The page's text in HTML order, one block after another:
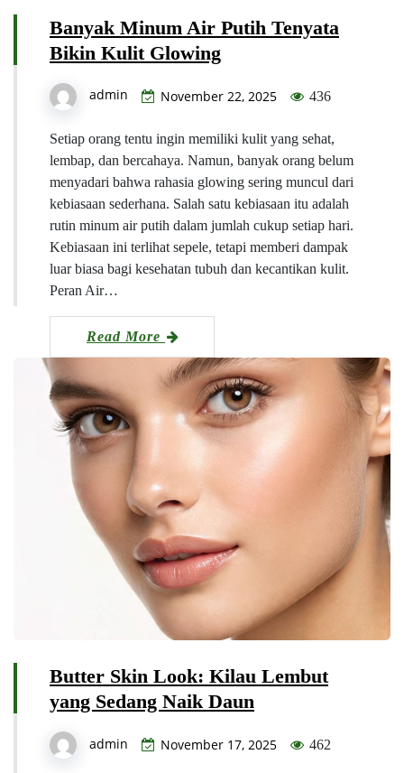
Banyak Minum Air Putih Tenyata
Bikin Kulit Glowing
admin November 22, 2025 436
Setiap orang tentu ingin memiliki kulit yang sehat,
lembap, dan bercahaya. Namun, banyak orang belum
menyadari bahwa rahasia glowing sering muncul dari
kebiasaan sederhana. Salah satu kebiasaan itu adalah
rutin minum air putih dalam jumlah cukup setiap hari.
Kebiasaan ini terlihat sepele, tetapi memberi dampak
luar biasa bagi kesehatan tubuh dan kecantikan kulit.
Peran Air…
Read More
Butter Skin Look: Kilau Lembut
yang Sedang Naik Daun
admin November 17, 2025 462